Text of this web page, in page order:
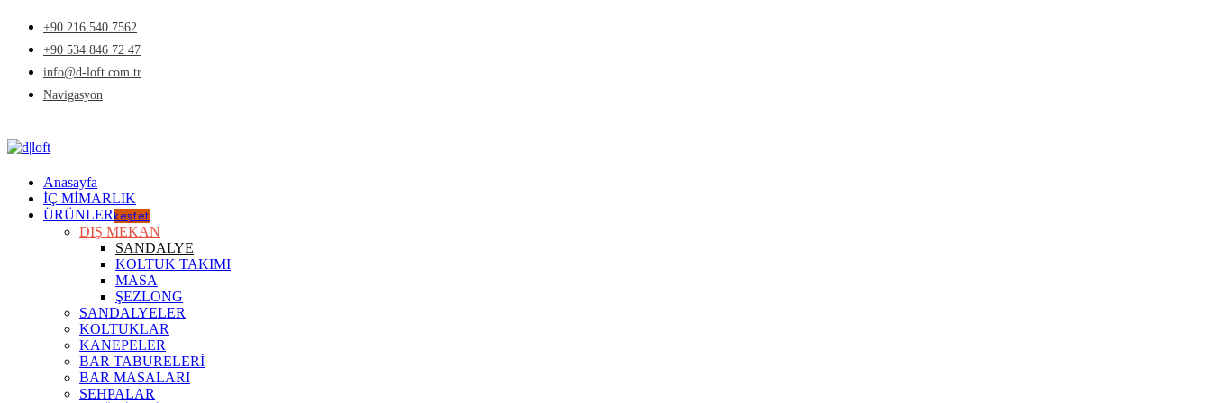
+90 216 540 7562
+90 534 846 72 47
info@d-loft.com.tr
Navigasyon
Anasayfa
İÇ MİMARLIK
ÜRÜNLERkeşfet
DIŞ MEKAN
SANDALYE
KOLTUK TAKIMI
MASA
ŞEZLONG
SANDALYELER
KOLTUKLAR
KANEPELER
BAR TABURELERİ
BAR MASALARI
SEHPALAR